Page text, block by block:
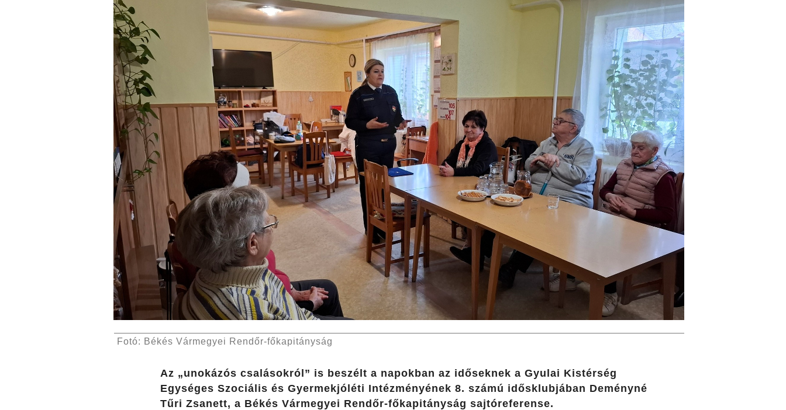
Fotó: Békés Vármegyei Rendőr-főkapitányság
Az „unokázós csalásokról” is beszélt a napokban az időseknek a Gyulai Kistérség
Egységes Szociális és Gyermekjóléti Intézményének 8. számú idősklubjában Deményné
Tűri Zsanett, a Békés Vármegyei Rendőr-főkapitányság sajtóreferense.